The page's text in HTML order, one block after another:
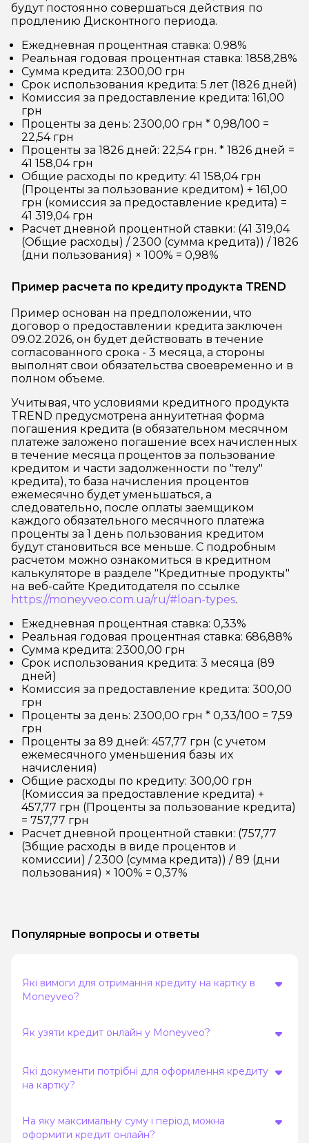
будут постоянно совершаться действия по
продлению Дисконтного периода.
Ежедневная процентная ставка: 0.98%
Реальная годовая процентная ставка: 1858,28%
Сумма кредита: 2300,00 грн
Срок использования кредита: 5 лет (1826 дней)
Комиссия за предоставление кредита: 161,00
грн
Проценты за день: 2300,00 грн * 0,98/100 =
22,54 грн
Проценты за 1826 дней: 22,54 грн. * 1826 дней =
41 158,04 грн
Общие расходы по кредиту: 41 158,04 грн
(Проценты за пользование кредитом) + 161,00
грн (комиссия за предоставление кредита) =
41 319,04 грн
Расчет дневной процентной ставки: (41 319,04
(Общие расходы) / 2300 (сумма кредита)) / 1826
(дни пользования) × 100% = 0,98%
Пример расчета по кредиту продукта TREND
Пример основан на предположении, что
договор о предоставлении кредита заключен
09.02.2026, он будет действовать в течение
согласованного срока - 3 месяца, а стороны
выполнят свои обязательства своевременно и в
полном объеме.
Учитывая, что условиями кредитного продукта
TREND предусмотрена аннуитетная форма
погашения кредита (в обязательном месячном
платеже заложено погашение всех начисленных
в течение месяца процентов за пользование
кредитом и части задолженности по "телу"
кредита), то база начисления процентов
ежемесячно будет уменьшаться, а
следовательно, после оплаты заемщиком
каждого обязательного месячного платежа
проценты за 1 день пользования кредитом
будут становиться все меньше. С подробным
расчетом можно ознакомиться в кредитном
калькуляторе в разделе "Кредитные продукты"
на веб-сайте Кредитодателя по ссылке
https://moneyveo.com.ua/ru/#loan-types.
Ежедневная процентная ставка: 0,33%
Реальная годовая процентная ставка: 686,88%
Сумма кредита: 2300,00 грн
Срок использования кредита: 3 месяца (89
дней)
Комиссия за предоставление кредита: 300,00
грн
Проценты за день: 2300,00 грн * 0,33/100 = 7,59
грн
Проценты за 89 дней: 457,77 грн (с учетом
ежемесячного уменьшения базы их
начисления)
Общие расходы по кредиту: 300,00 грн
(Комиссия за предоставление кредита) +
457,77 грн (Проценты за пользование кредита)
= 757,77 грн
Расчет дневной процентной ставки: (757,77
(Збщие расходы в виде процентов и
комиссии) / 2300 (сумма кредита)) / 89 (дни
пользования) × 100% = 0,37%
Популярные вопросы и ответы
Які вимоги для отримання кредиту на картку в
Moneyveo?
Як узяти кредит онлайн у Moneyveo?
Які документи потрібні для оформлення кредиту
на картку?
На яку максимальну суму і період можна
оформити кредит онлайн?